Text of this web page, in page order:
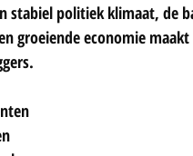
stabiel politiek klimaat, de
groeiende economie